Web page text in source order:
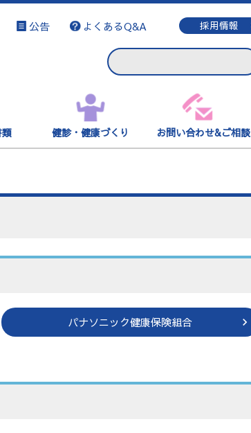
公告 よくあるQ&A 採用情報
健診・健康づくり お問い合わせ&ご相談
パナソニック健康保険組合